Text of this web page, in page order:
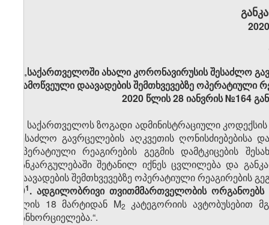
„საქართველოში ახალი კორონავირუსის შესაძლო
გამოწვეული დაავადების შემთხვევებზე ოპერატიული
2020 წლის 28 იანვრის №164
საქართველოს ზოგადი ადმინისტრაციული
შესაძლო გავრცელების აღკვეთის ღონისძიებებისა
ოპერატიული რეაგირების გეგმის დამტკიცების
განკარგულებაში შეტანილ იქნეს ცვლილება და
დაავადების შემთხვევებზე ოპერატიული რეაგირების
„9​1. ადგილობრივი თვითმმართველობის
წლის 18 მარტიდან M2
კატეგორიის ავტობუსებით
განხორციელება.“.